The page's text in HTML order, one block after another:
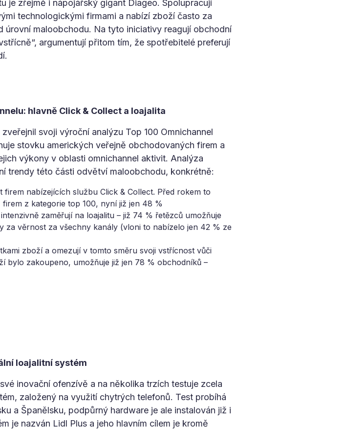
je zřejmě i nápojářský gigant Diageo. Spolupracují
technologickými firmami a nabízí zboží často za
úrovní maloobchodu. Na tyto iniciativy reagují obchodní
argumentují přitom tím, že spotřebitelé preferují
hlavně Click & Collect a loajalita
svoji výroční analýzu Top 100 Omnichannel
stovku amerických veřejně obchodovaných firem a
výkony v oblasti omnichannel aktivit. Analýza
trendy této části odvětví maloobchodu, konkrétně:
firem nabízejících službu Click & Collect. Před rokem to
firem z kategorie top 100, nyní již jen 48 %
zaměřují na loajalitu – již 74 % řetězců umožňuje
za věrnost za všechny kanály (vloni to nabízelo jen 42 % ze
zboží a omezují v tomto směru svoji vstřícnost vůči
bylo zakoupeno, umožňuje již jen 78 % obchodníků –
loajalitní systém
inovační ofenzívě a na několika trzích testuje zcela
založený na využití chytrých telefonů. Test probíhá
a Španělsku, podpůrný hardware je ale instalován již i
je nazván Lidl Plus a jeho hlavním cílem je kromě